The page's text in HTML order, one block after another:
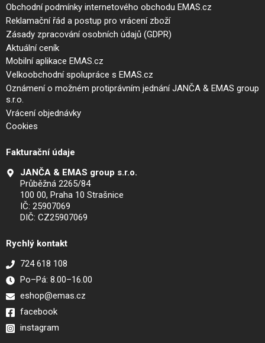
Obchodní podmínky internetového obchodu EMAS.cz
Reklamační řád a postup pro vrácení zboží
Zásady zpracování osobních údajů (GDPR)
Aktuální ceník
Mobilní aplikace EMAS.cz
Velkoobchodní spolupráce s EMAS.cz
Oznámení o možném protiprávním jednání JANČA & EMAS group
s.r.o.
Vrácení objednávky
Cookies
Fakturační údaje
JANČA & EMAS group s.r.o.
Průběžná 2265/84
100 00, Praha 10 Strašnice
IČ: 25907069
DIČ: CZ25907069
Rychlý kontakt
724 618 108
Po–Pá: 8.00–16.00
eshop@emas.cz
facebook
instagram